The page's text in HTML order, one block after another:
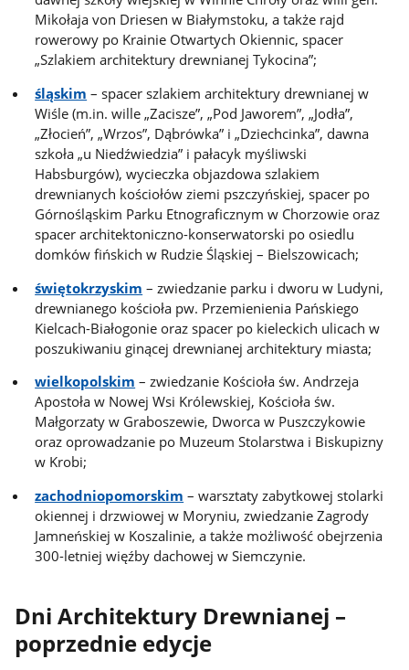
Mikołaja von Driesen w Białymstoku, a także rajd
rowerowy po Krainie Otwartych Okiennic, spacer
„Szlakiem architektury drewnianej Tykocina”;
śląskim – spacer szlakiem architektury drewnianej w
Wiśle (m.in. wille „Zacisze”, „Pod Jaworem”, „Jodła”,
„Złocień”, „Wrzos”, Dąbrówka” i „Dziechcinka”, dawna
szkoła „u Niedźwiedzia” i pałacyk myśliwski
Habsburgów), wycieczka objazdowa szlakiem
drewnianych kościołów ziemi pszczyńskiej, spacer po
Górnośląskim Parku Etnograficznym w Chorzowie oraz
spacer architektoniczno-konserwatorski po osiedlu
domków fińskich w Rudzie Śląskiej – Bielszowicach;
świętokrzyskim – zwiedzanie parku i dworu w Ludyni,
drewnianego kościoła pw. Przemienienia Pańskiego
Kielcach-Białogonie oraz spacer po kieleckich ulicach w
poszukiwaniu ginącej drewnianej architektury miasta;
wielkopolskim – zwiedzanie Kościoła św. Andrzeja
Apostoła w Nowej Wsi Królewskiej, Kościoła św.
Małgorzaty w Graboszewie, Dworca w Puszczykowie
oraz oprowadzanie po Muzeum Stolarstwa i Biskupizny
w Krobi;
zachodniopomorskim – warsztaty zabytkowej stolarki
okiennej i drzwiowej w Moryniu, zwiedzanie Zagrody
Jamneńskiej w Koszalinie, a także możliwość obejrzenia
300-letniej więźby dachowej w Siemczynie.
Dni Architektury Drewnianej –
poprzednie edycje